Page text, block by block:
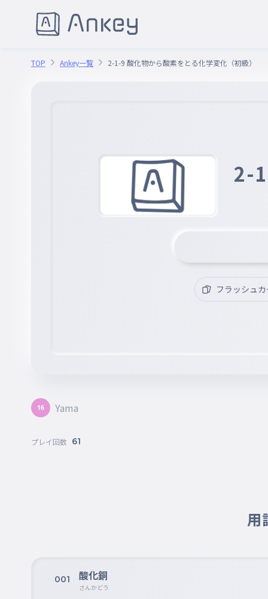
TOP Ankey一覧 2-1-9 酸化物から酸素をとる化学変化（初級）
2-
フラッシュ
Yama
プレイ回数 61
用
001 酸化銅
さんかどう